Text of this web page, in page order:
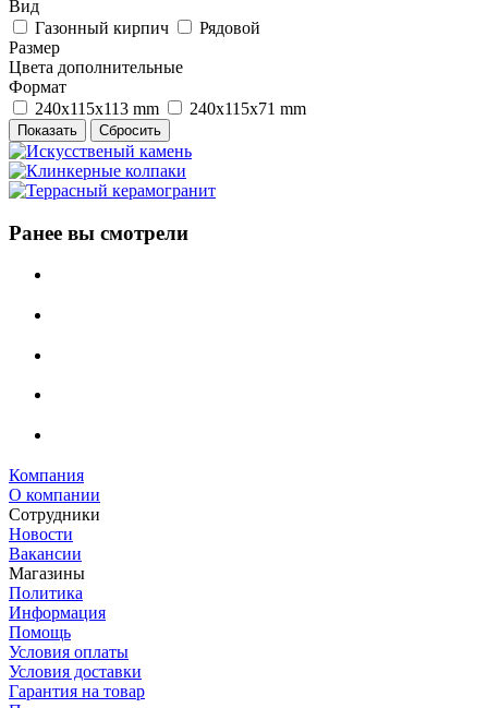
Вид
Газонный кирпич
Рядовой
Размер
Цвета дополнительные
Формат
240х115х113 mm
240х115х71 mm
Сбросить
Ранее вы смотрели
Компания
О компании
Сотрудники
Новости
Вакансии
Магазины
Политика
Информация
Помощь
Условия оплаты
Условия доставки
Гарантия на товар